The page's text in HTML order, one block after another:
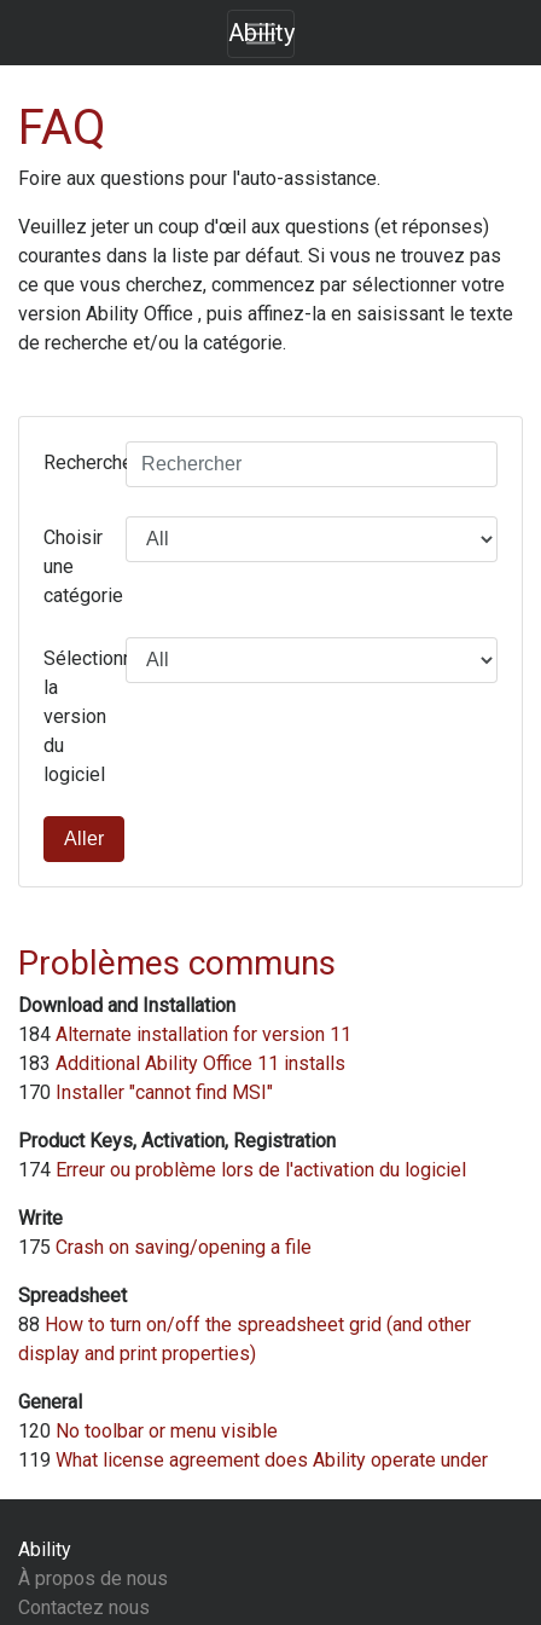
Ability
FAQ
Foire aux questions pour l'auto-assistance.
Veuillez jeter un coup d'œil aux questions (et réponses)
courantes dans la liste par défaut. Si vous ne trouvez pas
ce que vous cherchez, commencez par sélectionner votre
version Ability Office , puis affinez-la en saisissant le texte
de recherche et/ou la catégorie.
Rechercher
Choisir
une
catégorie
Sélectionnez
la
version
du
logiciel
Aller
Problèmes communs
Download and Installation
184 Alternate installation for version 11
183 Additional Ability Office 11 installs
170 Installer "cannot find MSI"
Product Keys, Activation, Registration
174 Erreur ou problème lors de l'activation du logiciel
Write
175 Crash on saving/opening a file
Spreadsheet
88 How to turn on/off the spreadsheet grid (and other
display and print properties)
General
120 No toolbar or menu visible
119 What license agreement does Ability operate under
Ability
À propos de nous
Contactez nous